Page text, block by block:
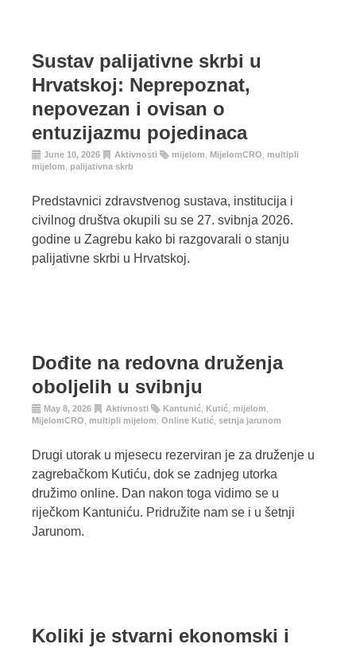
Sustav palijativne skrbi u
Hrvatskoj: Neprepoznat,
nepovezan i ovisan o
entuzijazmu pojedinaca
June 10, 2026 Aktivnosti mijelom MijelomCRO
multipli
mijelom
palijativna skrb
Predstavnici zdravstvenog sustava, institucija i
civilnog društva okupili su se 27. svibnja 2026.
godine u Zagrebu kako bi razgovarali o stanju
palijativne skrbi u Hrvatskoj.
Dođite na redovna druženja
oboljelih u svibnju
May 8, 2026 Aktivnosti Kantunić Kutić mijelom
MijelomCRO
multipli mijelom Online Kutić setnja jarunom
Drugi utorak u mjesecu rezerviran je za druženje u
zagrebačkom Kutiću, dok se zadnjeg utorka
družimo online. Dan nakon toga vidimo se u
riječkom Kantuniću. Pridružite nam se i u šetnji
Jarunom.
Koliki je stvarni ekonomski i